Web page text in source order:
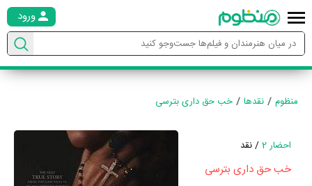
ورود
منظوم نقدها خب حق داری بترسی
احضار 2 / نقد
خب حق داری بترسی